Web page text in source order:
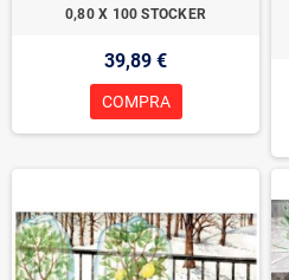
0,80 X 100 STOCKER
39,89 €
COMPRA